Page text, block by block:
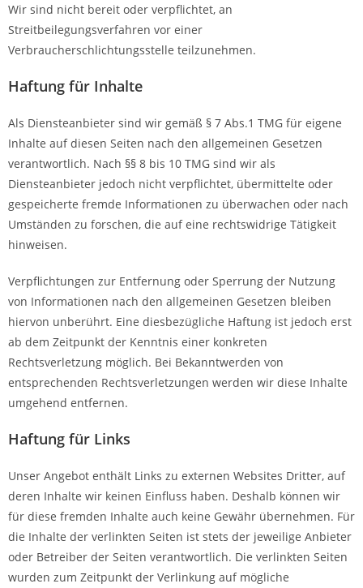
Wir sind nicht bereit oder verpflichtet, an
Streitbeilegungsverfahren vor einer
Verbraucherschlichtungsstelle teilzunehmen.
Haftung für Inhalte
Als Diensteanbieter sind wir gemäß § 7 Abs.1 TMG für eigene
Inhalte auf diesen Seiten nach den allgemeinen Gesetzen
verantwortlich. Nach §§ 8 bis 10 TMG sind wir als
Diensteanbieter jedoch nicht verpflichtet, übermittelte oder
gespeicherte fremde Informationen zu überwachen oder nach
Umständen zu forschen, die auf eine rechtswidrige Tätigkeit
hinweisen.
Verpflichtungen zur Entfernung oder Sperrung der Nutzung
von Informationen nach den allgemeinen Gesetzen bleiben
hiervon unberührt. Eine diesbezügliche Haftung ist jedoch erst
ab dem Zeitpunkt der Kenntnis einer konkreten
Rechtsverletzung möglich. Bei Bekanntwerden von
entsprechenden Rechtsverletzungen werden wir diese Inhalte
umgehend entfernen.
Haftung für Links
Unser Angebot enthält Links zu externen Websites Dritter, auf
deren Inhalte wir keinen Einfluss haben. Deshalb können wir
für diese fremden Inhalte auch keine Gewähr übernehmen. Für
die Inhalte der verlinkten Seiten ist stets der jeweilige Anbieter
oder Betreiber der Seiten verantwortlich. Die verlinkten Seiten
wurden zum Zeitpunkt der Verlinkung auf mögliche